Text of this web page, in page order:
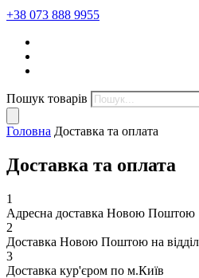
+38 073 888 9955
Пошук товарів
Головна Доставка та оплата
Доставка та оплата
1
Адресна доставка Новою Поштою
2
Доставка Новою Поштою на
3
Доставка кур'єром по м.Київ